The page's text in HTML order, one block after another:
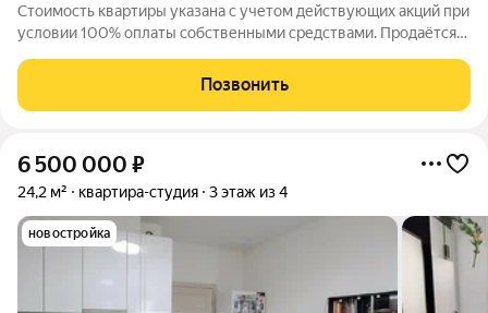
Стоимость квартиры указана с учетом действующих акций при
условии 100% оплаты собственными средствами. Продаётся
«РСТИ» (Росстройинвест). Квартира находится в 9 этажном
доме, в Очередь 2, Корпус 2
Позвонить
6 500 000 ₽
24,2 м² квартира-студия 3 этаж из 4
новостройка